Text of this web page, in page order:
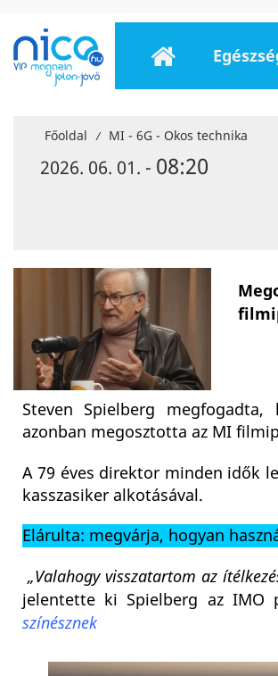
Főoldal / MI - 6G - Okos technika
2026. 06. 01. - 08:20
Steven Spielberg
azonban megosztotta az MI
A 79 éves direktor minden idők
kasszasiker alkotásával.
Elárulta: megvárja, hogyan
„Valahogy visszatartom az
jelentette ki Spielberg az IMO
színésznek